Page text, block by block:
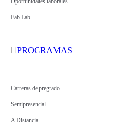
Fab Lab
PROGRAMAS
Carreras de pregrado
Semipresencial
A Distancia